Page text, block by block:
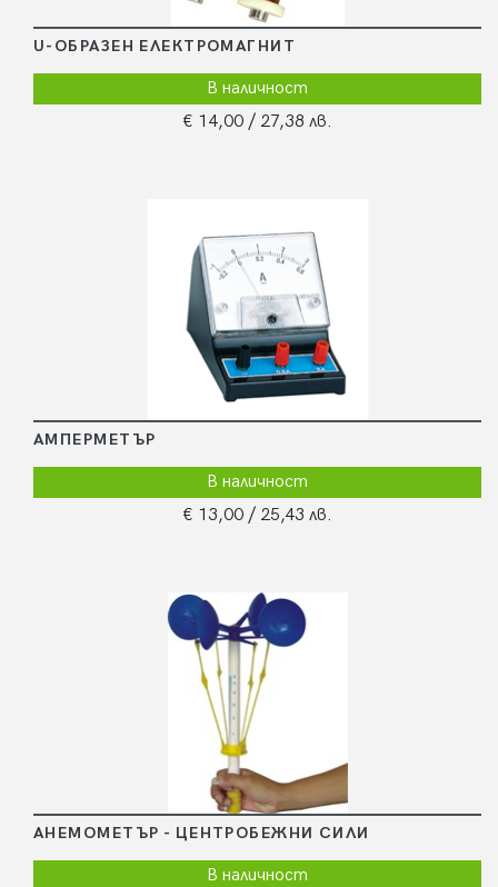
U-ОБРАЗЕН ЕЛЕКТРОМАГНИТ
В наличност
€ 14,00 / 27,38 лв.
АМПЕРМЕТЪР
В наличност
€ 13,00 / 25,43 лв.
АНЕМОМЕТЪР - ЦЕНТРОБЕЖНИ СИЛИ
В наличност